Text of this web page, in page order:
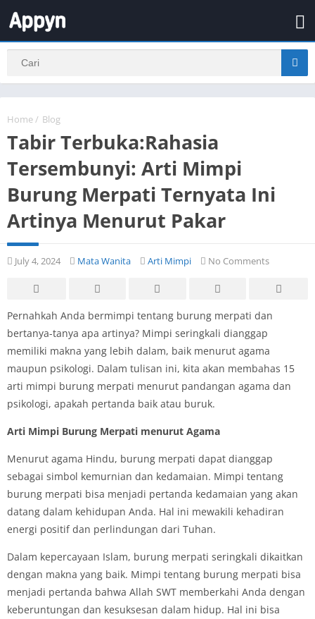
Home / Blog
Tabir Terbuka:Rahasia
Tersembunyi: Arti Mimpi
Burung Merpati Ternyata Ini
Artinya Menurut Pakar
July 4, 2024 Mata Wanita Arti Mimpi No Comments
Pernahkah Anda bermimpi tentang burung merpati dan
bertanya-tanya apa artinya? Mimpi seringkali dianggap
memiliki makna yang lebih dalam, baik menurut agama
maupun psikologi. Dalam tulisan ini, kita akan membahas 15
arti mimpi burung merpati menurut pandangan agama dan
psikologi, apakah pertanda baik atau buruk.
Arti Mimpi Burung Merpati menurut Agama
Menurut agama Hindu, burung merpati dapat dianggap
sebagai simbol kemurnian dan kedamaian. Mimpi tentang
burung merpati bisa menjadi pertanda kedamaian yang akan
datang dalam kehidupan Anda. Hal ini mewakili kehadiran
energi positif dan perlindungan dari Tuhan.
Dalam kepercayaan Islam, burung merpati seringkali dikaitkan
dengan makna yang baik. Mimpi tentang burung merpati bisa
menjadi pertanda bahwa Allah SWT memberkahi Anda dengan
keberuntungan dan kesuksesan dalam hidup. Hal ini bisa